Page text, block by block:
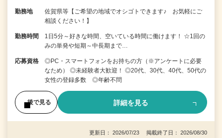
勤務地
佐賀県等【ご希望の地域でオシゴトできます♪ お気軽にご
相談ください！】
勤務時間
1日5分～好きな時間、空いている時間に働けます！ ☆1回の
みの単発や短期～中長期まで…
応募資格
◎PC・スマートフォンをお持ちの方（※アンケートに必要
なため） ◎未経験者大歓迎！ ◎20代、30代、40代、50代の
女性の登録多数 ◎年齢不問
後で見る 詳細を見る
更新日： 2026/07/23 掲載終了日： 2026/08/30